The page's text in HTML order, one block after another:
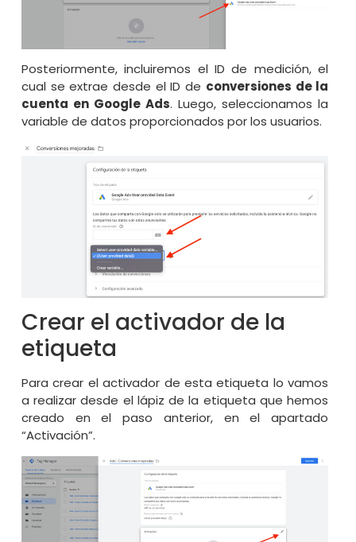
Posteriormente, incluiremos el ID de medición, el
cual se extrae desde el ID de conversiones de la
cuenta en Google Ads. Luego, seleccionamos la
variable de datos proporcionados por los usuarios.
Crear el activador de la
etiqueta
Para crear el activador de esta etiqueta lo vamos
a realizar desde el lápiz de la etiqueta que hemos
creado en el paso anterior, en el apartado
“Activación”.